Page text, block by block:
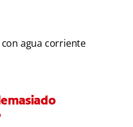
agua corriente